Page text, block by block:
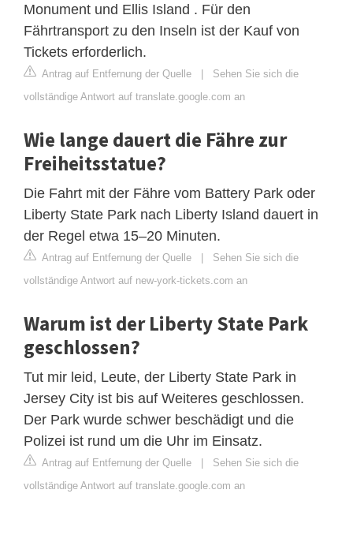
Monument und Ellis Island . Für den
Fährtransport zu den Inseln ist der Kauf von
Tickets erforderlich.
Antrag auf Entfernung der Quelle | Sehen Sie sich die
vollständige Antwort auf translate.google.com an
Wie lange dauert die Fähre zur
Freiheitsstatue?
Die Fahrt mit der Fähre vom Battery Park oder
Liberty State Park nach Liberty Island dauert in
der Regel etwa 15–20 Minuten.
Antrag auf Entfernung der Quelle | Sehen Sie sich die
vollständige Antwort auf new-york-tickets.com an
Warum ist der Liberty State Park
geschlossen?
Tut mir leid, Leute, der Liberty State Park in
Jersey City ist bis auf Weiteres geschlossen.
Der Park wurde schwer beschädigt und die
Polizei ist rund um die Uhr im Einsatz.
Antrag auf Entfernung der Quelle | Sehen Sie sich die
vollständige Antwort auf translate.google.com an